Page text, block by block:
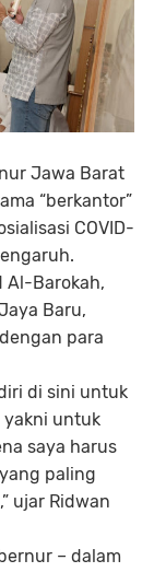
Jawa Barat
“berkantor”
COVID-
Al-Barokah,
Baru,
para
di sini untuk
yakni untuk
saya harus
paling
ujar Ridwan
– dalam